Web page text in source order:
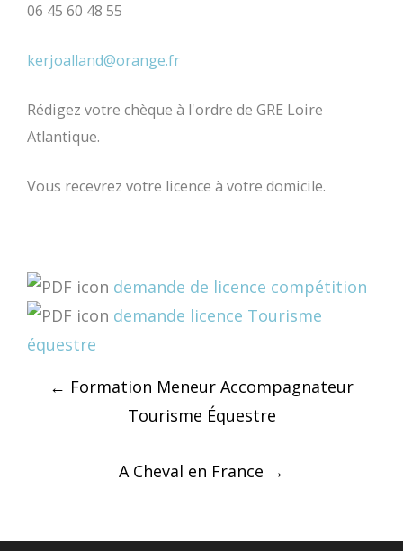
06 45 60 48 55
kerjoalland@orange.fr
Rédigez votre chèque à l'ordre de GRE Loire
Atlantique.
Vous recevrez votre licence à votre domicile.
demande de licence compétition
demande licence Tourisme
équestre
Post
navigation
← Formation Meneur Accompagnateur
Tourisme Équestre
A Cheval en France →